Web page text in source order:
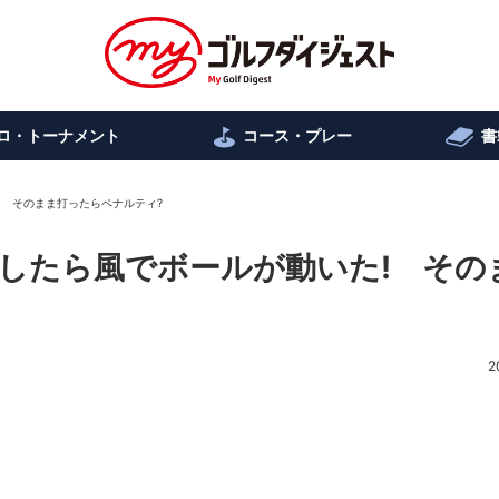
・トーナメント コース・プレー
そのまま打ったらペナルティ?
たら風でボールが動いた! その